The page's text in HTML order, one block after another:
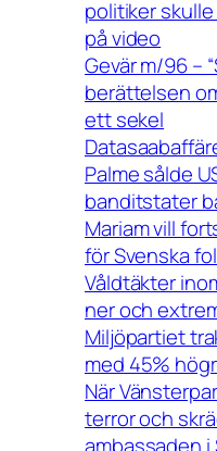
politiker
på video
Gevär m/96 –
berättelsen
ett sekel
Palme sålde
banditstater
Mariam vill
för Svenska
Våldtäkter
ner och
Miljöpartiet
med 45%
När
terror och